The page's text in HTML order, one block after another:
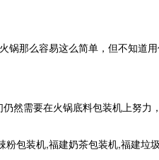
那么容易这么简单，但不知道
然需要在火锅底料包装机上努力
包装机,福建奶茶包装机,福建垃